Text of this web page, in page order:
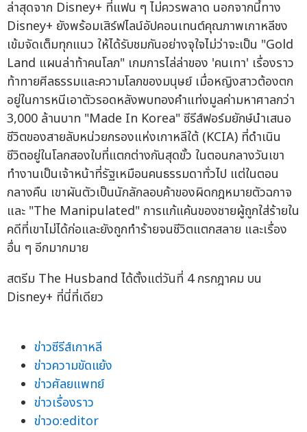
ล่าสุดจาก Disney+ ที่แฟน ๆ ไม่ควรพลาด นอกจากนี้ทาง
Disney+ ยังพร้อมเสิร์ฟไลน์อัปคอนเทนต์คุณภาพเกาหลีชง
เข้มจัดเต็มทุกแนว ให้ได้รับชมกันอย่างจุใจไม่ว่าจะเป็น "Gold
Land แผนล่าท้าคนโลภ" เกมการไล่ล่าของ 'คนเทา' เรื่องราว
ท้าทายศีลธรรมและความโลภของมนุษย์ เมื่อหญิงสาวต้องตก
อยู่ในการหนีเอาตัวรอดหลังพบทองคำแท่งมูลค่ามหาศาลกว่า
3,000 ล้านบาท "Made In Korea" ซีรีส์ฟอร์มยักษ์นำเสนอ
ชีวิตของสายลับหน่วยกรองแห่งเกาหลีใต้ (KCIA) ที่ดำเนิน
ชีวิตอยู่ในโลกสองใบที่แตกต่างกันสุดขั้ว ในตอนกลางวันเขา
ทำงานเป็นเจ้าหน้าที่รัฐเหมือนคนธรรมดาทั่วไป แต่ในตอน
กลางคืน เขาผันตัวเป็นนักลักลอบค้าของผิดกฎหมายตัวฉกาจ
และ "The Manipulated" การแก้แค้นของชายผู้ถูกใส่ร้ายใน
คดีที่เขาไม่ได้ก่อและยังถูกทำร้ายจนชีวิตแตกสลาย และเรื่อง
อื่น ๆ อีกมากมาย
สตรีม The Husband ได้ตั้งแต่วันที่ 4 กรกฎาคม บน
Disney+ ที่นี่ที่เดียว
ข่าวซีรีส์เกาหลี
ข่าวความขัดแย้ง
ข่าวศัลยแพทย์
ข่าวเรื่องราว
ข่าวo:editor